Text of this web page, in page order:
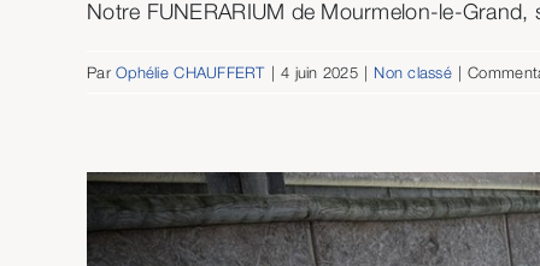
Notre FUNERARIUM de Mourmelon-le-
ParOphélie CHAUFFERT | 4 juin 2025 | Non classé |